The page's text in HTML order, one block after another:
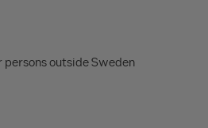
outside Sweden